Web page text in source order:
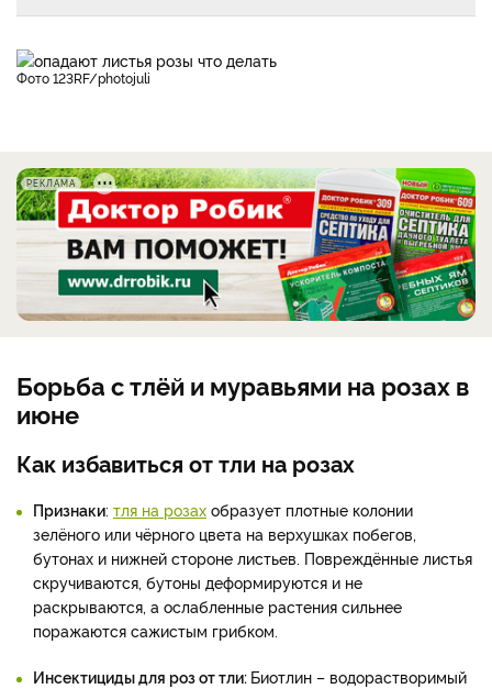
фото 123RF/photojuli
РЕКЛАМА
Борьба с тлёй и муравьями на розах в
июне
Как избавиться от тли на розах
Признаки: тля на розах образует плотные колонии
зелёного или чёрного цвета на верхушках побегов,
бутонах и нижней стороне листьев. Повреждённые листья
скручиваются, бутоны деформируются и не
раскрываются, а ослабленные растения сильнее
поражаются сажистым грибком.
Инсектициды для роз от тли: Биотлин – водорастворимый